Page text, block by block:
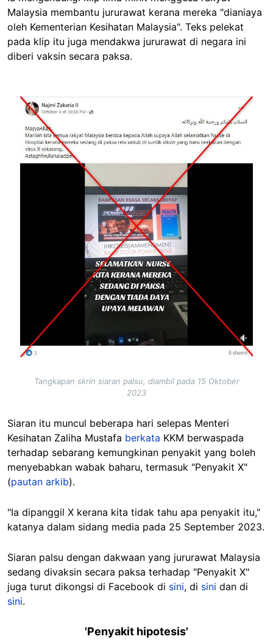
Malaysia membantu jururawat kerana mereka "dianiaya
oleh Kementerian Kesihatan Malaysia". Teks pelekat
pada klip itu juga mendakwa jururawat di negara ini
diberi vaksin secara paksa.
Image
Tangkapan skrin siaran palsu, diambil pada 15 Oktober
2023
Siaran itu muncul beberapa hari selepas Menteri
Kesihatan Zaliha Mustafa berkata KKM berwaspada
terhadap sebarang kemungkinan penyakit yang boleh
menyebabkan wabak baharu, termasuk "Penyakit X"
(pautan arkib).
"Ia dipanggil X kerana kita tidak tahu apa penyakit itu,"
katanya dalam sidang media pada 25 September 2023.
Siaran palsu dengan dakwaan yang jururawat Malaysia
sedang divaksin secara paksa terhadap "Penyakit X"
juga turut dikongsi di Facebook di sini, di sini dan di
sini.
'Penyakit hipotesis'